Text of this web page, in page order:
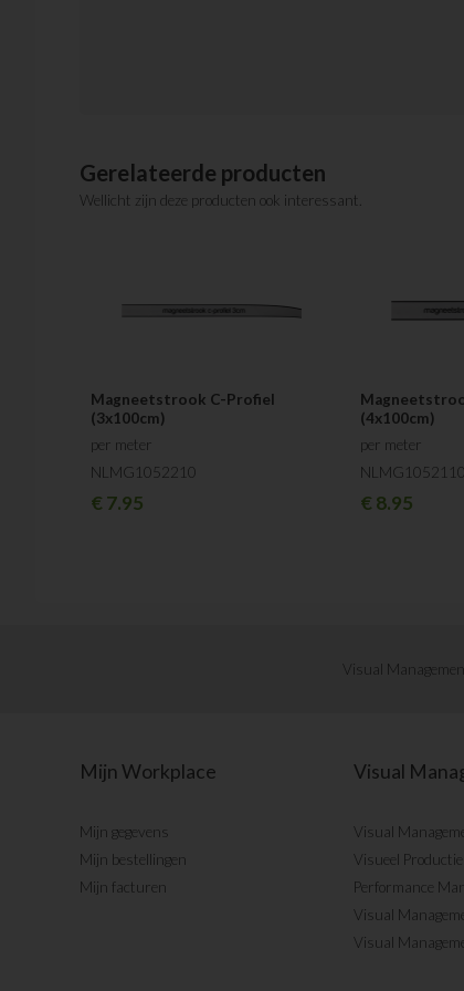
Gerelateerde producten
Wellicht zijn deze producten ook interessant.
Magneetstrook C-Profiel
(3x100cm)
per meter
NLMG1052210
€7.95
(4x100cm)
per meter
NLMG1052110
€8.95
Visual
Mijn Workplace
Mijn gegevens
Mijn bestellingen
Mijn facturen
Visual
Visual
Visueel
Performance
Visual
Visual